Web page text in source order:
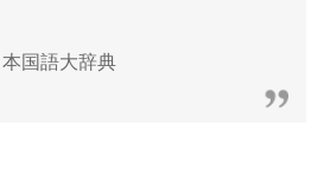
国語大辞典